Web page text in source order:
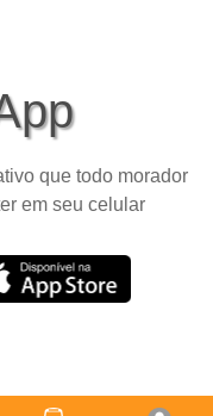
que todo morador
em seu celular